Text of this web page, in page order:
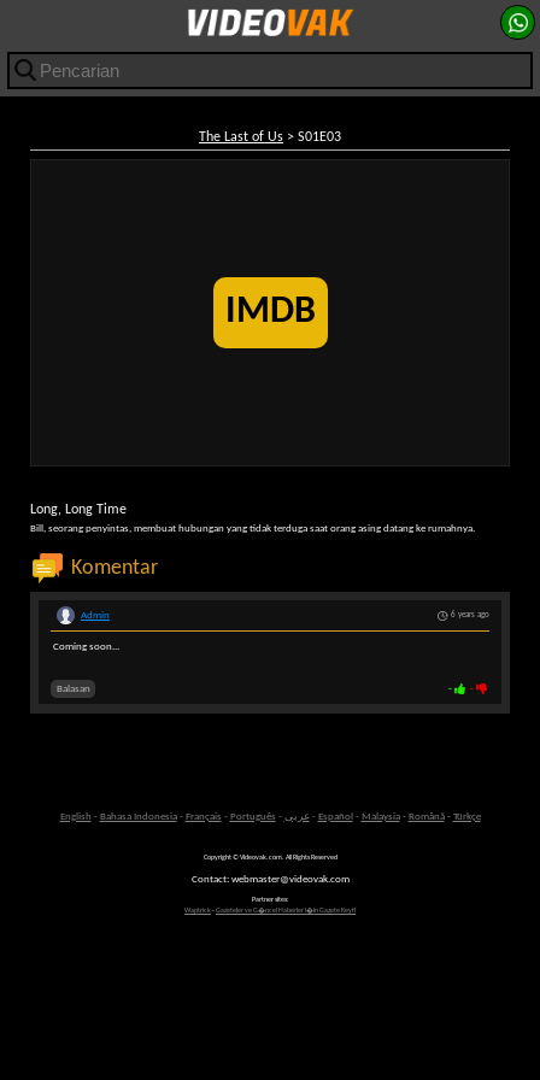
The Last of Us > S01E03
IMDB
Long, Long Time
Bill, seorang penyintas, membuat hubungan yang tidak terduga saat orang asing datang ke rumahnya.
Komentar
6 years ago
Admin
Coming soon...
- -
Balasan
English - Bahasa Indonesia- Français - Português - عربى- Español - Malaysia- Română- Türkçe
Copyright © Videovak.com. All Rights Reserved
Contact: webmaster@videovak.com
Partner sites:
Waptrick-Gazeteler ve G�ncel Haberler i�in Gazete Keyfi